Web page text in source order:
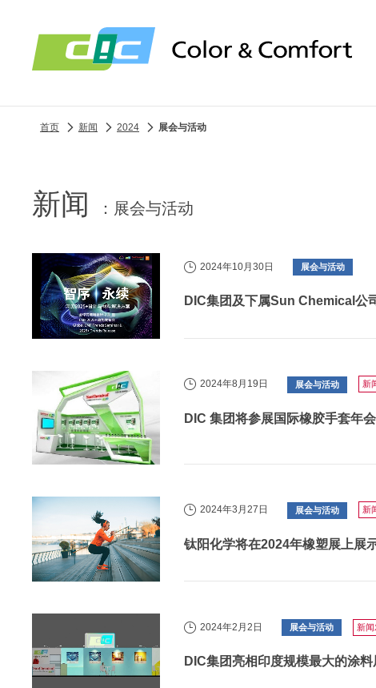
首页 新闻 2024 展会与活动
新闻 展会与活动
2024年10月30日 展会与活动
DIC集团及下属Sun Chemical公
2024年8月19日 展会与活动 新
DIC 集团将参展国际橡胶手套年
2024年3月27日 展会与活动 新
钛阳化学将在2024年橡塑展上展
2024年2月2日 展会与活动 新
DIC集团亮相印度规模最大的涂